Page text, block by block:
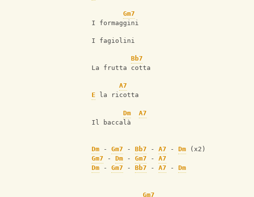
Gm7
I formaggini
I fagiolini
Bb7
La frutta cotta
A7
E la ricotta
Dm
A7
Il baccalà
Dm - Gm7 - Bb7 - A7 - Dm (x2)
Gm7 - Dm - Gm7 - A7
Dm - Gm7 - Bb7 - A7 - Dm
Gm7